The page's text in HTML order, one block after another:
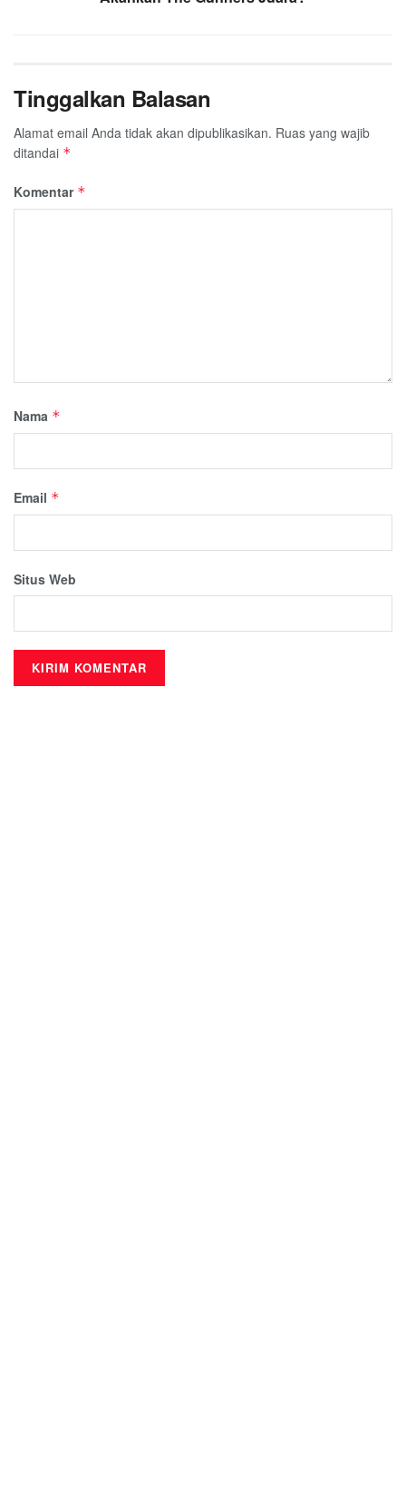
Tinggalkan Balasan
Alamat email Anda tidak akan dipublikasikan. Ruas yang wajib
ditandai *
Komentar *
Nama *
Email *
Situs Web